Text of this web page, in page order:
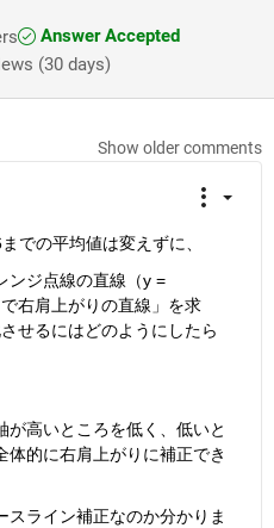
Answer Accepted
(30 days)
Show older comments
での平均値は変えずに、
ンジ点線の直線（y =
右肩上がりの直線」を求
せるにはどのようにしたら
高いところを低く、低いと
体的に右肩上がりに補正でき
スライン補正なのか分かりま